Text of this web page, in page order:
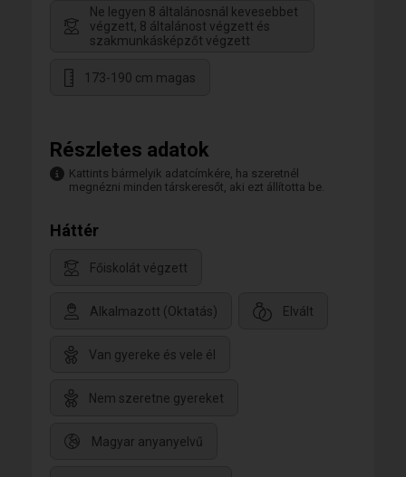
Ne legyen 8 általánosnál kevesebbet
végzett, 8 általánost végzett és
szakmunkásképzőt végzett
173-190 cm magas
Részletes adatok
Kattints bármelyik adatcímkére, ha szeretnél
megnézni minden társkeresőt, aki ezt állította be.
Háttér
Főiskolát végzett
Alkalmazott (Oktatás) Elvált
Van gyereke és vele él
Nem szeretne gyereket
Magyar anyanyelvű